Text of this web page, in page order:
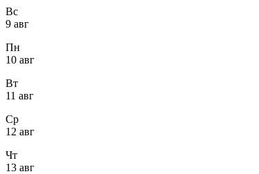
Вс
9 авг
Пн
10 авг
Вт
11 авг
Ср
12 авг
Чт
13 авг